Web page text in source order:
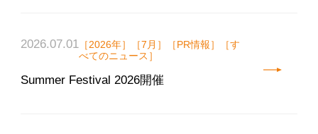
2026.07.01［2026年］［7月］［PR情報］［す
べてのニュース］
Summer Festival 2026開催